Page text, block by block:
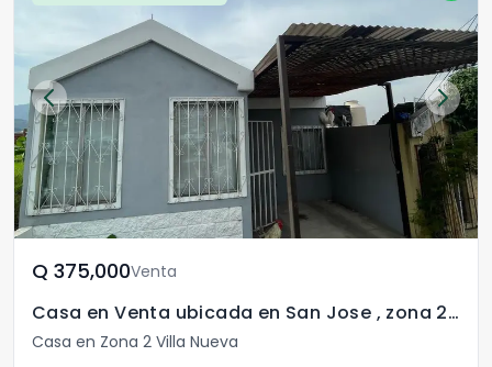
Q	375,000Venta
Casa en Venta ubicada en San Jose , zona 2 Villa Nueva
Casa en Zona 2 Villa Nueva